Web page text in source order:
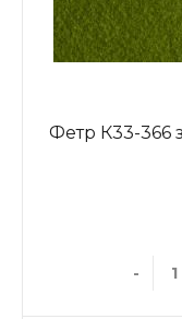
Фетр К33-366
-